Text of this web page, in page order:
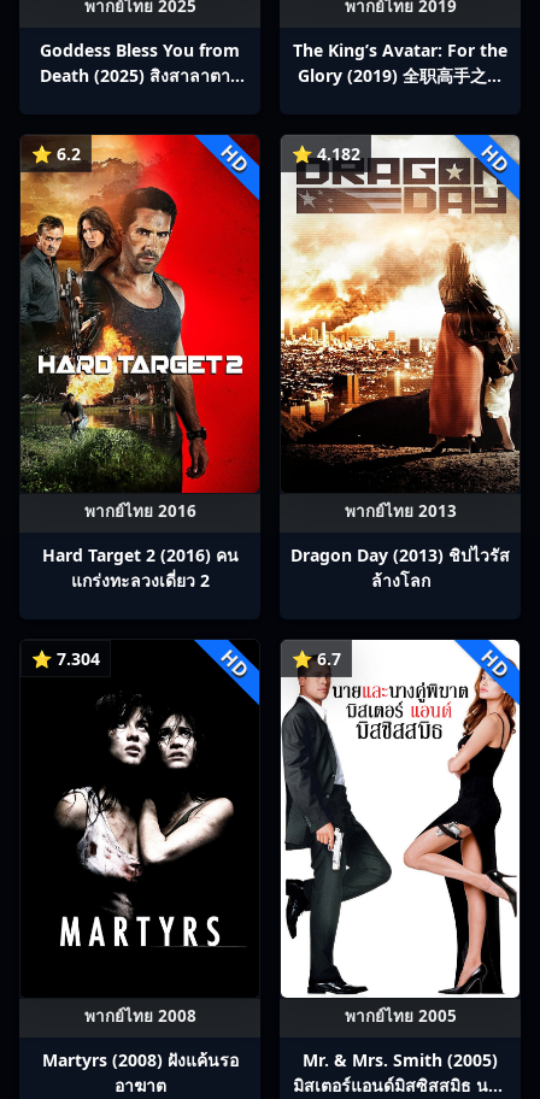
พากย์ไทย 2025
Goddess Bless You from
Death (2025) สิงสาลาตาย
พากย์ไทย 2019
The King’s Avatar: For the
Glory (2019) 全职高手之巅
⭐ 6.2 HD
พากย์ไทย 2016
Hard Target 2 (2016) คน
แกร่งทะลวงเดี่ยว 2
⭐ 4.182 HD
พากย์ไทย 2013
Dragon Day (2013) ชิปไวรัส
ล้างโลก
⭐ 7.304 HD
พากย์ไทย 2008
Martyrs (2008) ฝังแค้นรอ
อาฆาต
⭐ 6.7 HD
พากย์ไทย 2005
Mr. & Mrs. Smith (2005)
มิสเตอร์แอนด์มิสซิสสมิธ นาย